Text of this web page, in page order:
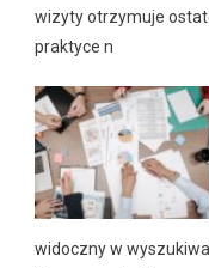
wizyty otrzymuje
praktyce n
widoczny w